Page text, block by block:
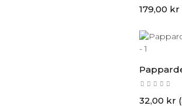
Pris
179,00 kr
Pris
32,00 kr